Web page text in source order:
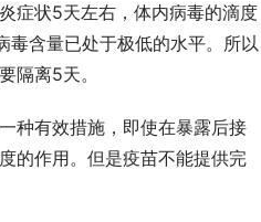
症状5天左右，体内病毒的滴度
含量已处于极低的水平。所以
隔离5天。
种有效措施，即使在暴露后接
的作用。但是疫苗不能提供完